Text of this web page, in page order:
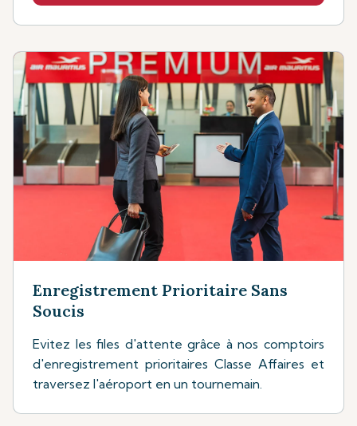
Enregistrement Prioritaire Sans
Soucis
Evitez les files d'attente grâce à nos comptoirs
d'enregistrement prioritaires Classe Affaires et
traversez l'aéroport en un tournemain.